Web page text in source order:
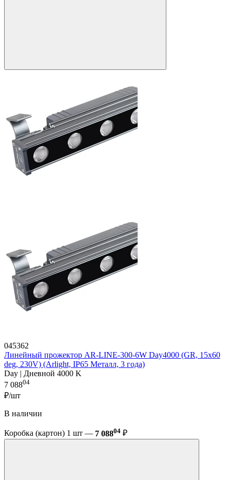
045362
Линейный прожектор AR-LINE-300-6W Day4000 (GR, 15x60
deg, 230V) (Arlight, IP65 Металл, 3 года)
Day | Дневной 4000 K
7 08804
₽/шт
В наличии
Коробка (картон) 1 шт — 7 08804 ₽